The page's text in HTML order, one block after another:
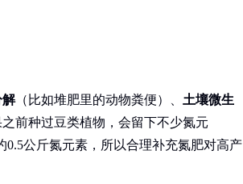
解（比如堆肥里的动物粪便）、 土壤微生
之前种过豆类植物，会留下不少氮元
0.5公斤氮元素，所以合理补充氮肥对高产